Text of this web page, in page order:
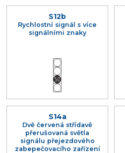
S12b
Rychlostní signál s více
signálními znaky
S14a
Dvě červená střídavě
přerušovaná světla
signálu přejezdového
zabepečovacího zařízení